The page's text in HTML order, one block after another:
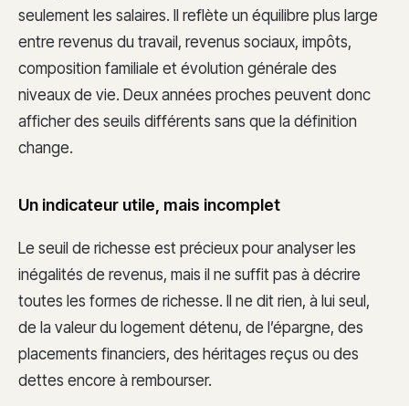
seulement les salaires. Il reflète un équilibre plus large
entre revenus du travail, revenus sociaux, impôts,
composition familiale et évolution générale des
niveaux de vie. Deux années proches peuvent donc
afficher des seuils différents sans que la définition
change.
Un indicateur utile, mais incomplet
Le seuil de richesse est précieux pour analyser les
inégalités de revenus, mais il ne suffit pas à décrire
toutes les formes de richesse. Il ne dit rien, à lui seul,
de la valeur du logement détenu, de l’épargne, des
placements financiers, des héritages reçus ou des
dettes encore à rembourser.